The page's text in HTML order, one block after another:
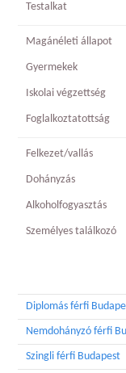
Testalkat
Magánéleti állapot
Gyermekek
Iskolai végzettség
Foglalkoztatottság
Felkezet/vallás
Dohányzás
Alkoholfogyasztás
Személyes találkozó
Diplomás férfi
Nemdohányzó férfi
Szingli férfi Budapest